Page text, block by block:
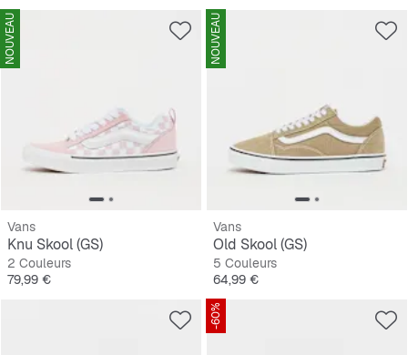
NOUVEAU
Vans
Knu Skool (GS)
2 Couleurs
Prix
79,99 €
NOUVEAU
Vans
Old Skool (GS)
5 Couleurs
Prix
64,99 €
-60%